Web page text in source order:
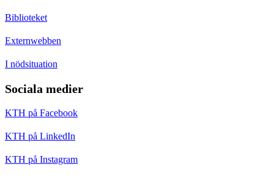
Biblioteket
Externwebben
I nödsituation
Sociala medier
KTH på Facebook
KTH på LinkedIn
KTH på Instagram